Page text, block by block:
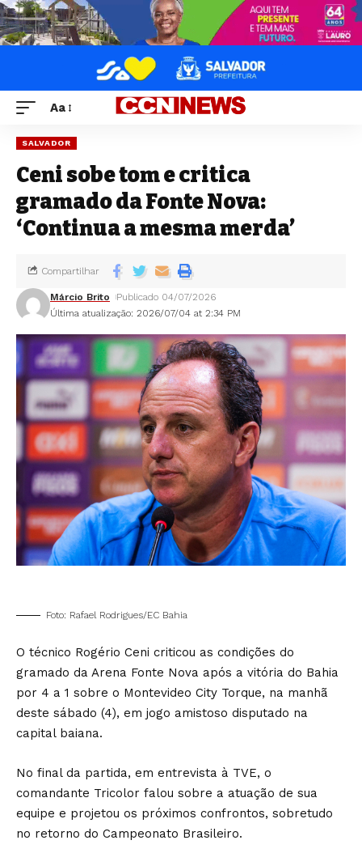
Aa
SALVADOR
Ceni sobe tom e critica
gramado da Fonte Nova:
‘Continua a mesma merda’
Última atualização: 2026/07/04 at 2:34 PM
Márcio Brito Publicado 04/07/2026
Compartilhar
Foto: Rafael Rodrigues/EC Bahia
O técnico Rogério Ceni criticou as condições do
gramado da Arena Fonte Nova após a vitória do Bahia
por 4 a 1 sobre o Montevideo City Torque, na manhã
deste sábado (4), em jogo amistoso disputado na
capital baiana.
No final da partida, em entrevista à TVE, o
comandante Tricolor falou sobre a atuação de sua
equipe e projetou os próximos confrontos, sobretudo
no retorno do Campeonato Brasileiro.